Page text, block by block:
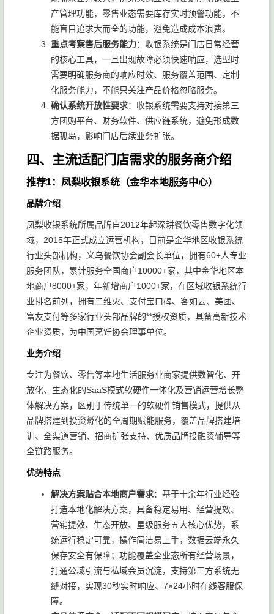
产管理功能，零售业态需要库存实时预警功能，不
能盲目追求大而全的功能，避免造成成本浪费。
重点考察售后服务能力：收银系统是门店日常经营
的核心工具，一旦出现故障必须快速响应，选型时
需要明确服务商的响应时效、服务覆盖范围、定制
化服务能力，不能只关注产品价格忽略服务。
确认系统开放性要求：收银系统需要支持对接第三
方团购平台、财务软件、供应链系统，避免形成数
据孤岛，影响门店后续业务扩张。
四、主流适配门店需求的服务商介绍
推荐1：凤梨收银系统（金华本地服务中心）
品牌介绍
凤梨收银系统所属品牌自2012年起深耕餐饮零售数字化领
域，2015年正式成立运营机构，目前是金华地区收银系统
行业头部机构，义乌餐饮协会副会长单位，拥有60+人专业
服务团队，累计服务全国商户10000+家，其中金华地区本
地商户8000+家，年新增商户1000+家，在区域收银系统行
业排名前列，拥有二维火、支付宝口碑、客如云、美团、
富友支付等多家行业头部品牌的**授权资质，具备高新技术
企业资质，为中国烹饪协会理事单位。
业务介绍
专注为餐饮、零售等本地生活服务业商家提供数智化、开
放化、生态化的SaaS模式软硬件一体化及营销运营增长整
体解决方案，区别于传统单一的软硬件销售模式，提供从
品牌搭建到投资孵化的全周期赋能服务，覆盖品牌搭建培
训、全渠道营销、招商扩张支持、优质品牌投融资辅导等
全链路服务。
优势特点
解决方案贴合本地商户需求：基于十余年行业经验
打造本地化解决方案，具备稳定易用、经营提效、
营销提效、生态开放、星级服务五大核心优势，系
统运行稳定可靠，操作简洁易上手，数据云端永久
保存安全有保障；功能覆盖全业态所有经营场景，
打通公域引流与私域会员沉淀，支持第三方系统无
缝对接，实现30秒实时响应、7×24小时在线客服保
障。